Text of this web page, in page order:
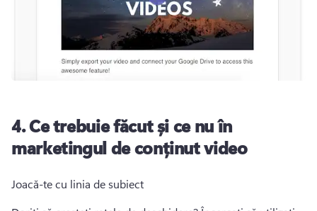
4.Ce trebuie făcut și ce nu în
marketingul de conținut video
Joacă-te cu linia de subiect